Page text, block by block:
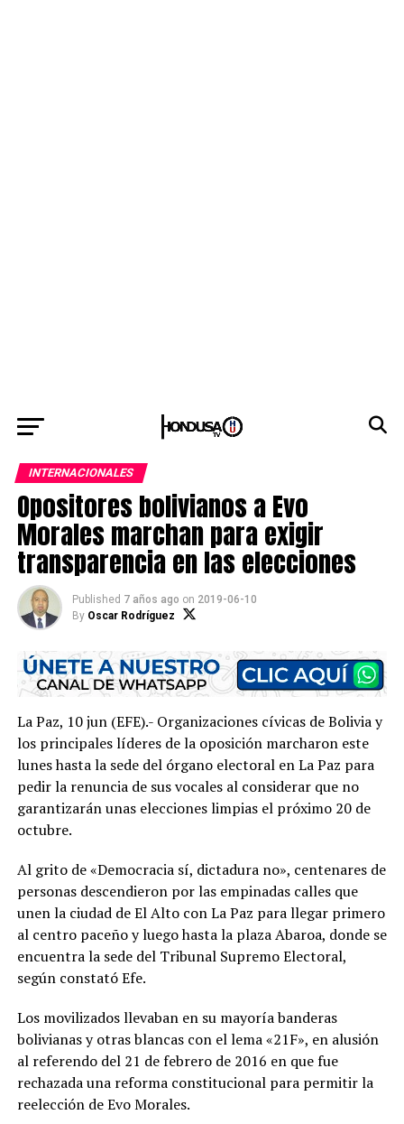
INTERNACIONALES
Opositores bolivianos a Evo
Morales marchan para exigir
transparencia en las elecciones
Published 7 años ago on 2019-06-10
By Oscar Rodríguez
La Paz, 10 jun (EFE).- Organizaciones cívicas de Bolivia y
los principales líderes de la oposición marcharon este
lunes hasta la sede del órgano electoral en La Paz para
pedir la renuncia de sus vocales al considerar que no
garantizarán unas elecciones limpias el próximo 20 de
octubre.
Al grito de «Democracia sí, dictadura no», centenares de
personas descendieron por las empinadas calles que
unen la ciudad de El Alto con La Paz para llegar primero
al centro paceño y luego hasta la plaza Abaroa, donde se
encuentra la sede del Tribunal Supremo Electoral,
según constató Efe.
Los movilizados llevaban en su mayoría banderas
bolivianas y otras blancas con el lema «21F», en alusión
al referendo del 21 de febrero de 2016 en que fue
rechazada una reforma constitucional para permitir la
reelección de Evo Morales.